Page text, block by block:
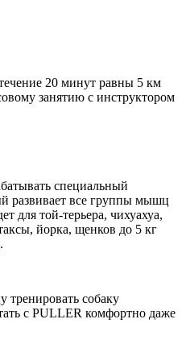
20 минут равны 5 км
занятию с инструктором
специальный
развивает все группы мышц
для той-терьера, чихуахуа,
йорка, щенков до 5 кг
тренировать собаку
с PULLER комфортно даже